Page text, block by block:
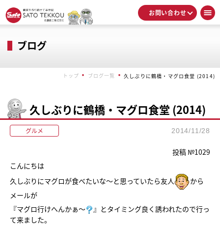
お問い合わせ
ブログ
トップ ブログ一覧 久しぶりに鶴橋・マグロ食堂 (2014)
久しぶりに鶴橋・マグロ食堂 (2014)
グルメ 2014/11/28
投稿 №1029
こんにちは
久しぶりにマグロが食べたいな～と思っていたら友人
から
メールが
『マグロ行けへんかぁ～
』とタイミング良く誘われたので行っ
て来ました。